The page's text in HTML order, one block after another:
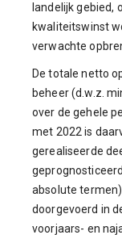
landelijk gebied,
kwaliteitswinst
verwachte
De totale netto
beheer (d.w.z.
over de gehele
met 2022 is
gerealiseerde
absolute
doorgevoerd in
voorjaars- en